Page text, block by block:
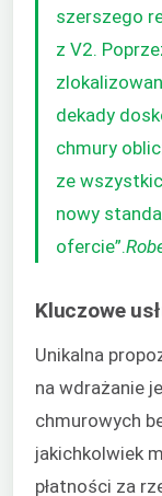
szerszego
z V2.
dekady
chmury
ze
nowy
ofercie”.
Kluczowe
Unikalna
na wdrażanie
chmurowych
jakichkolwiek
płatności za